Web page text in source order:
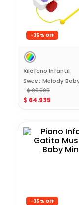
-35 %
Xilófono Infantil
Sweet Melody
Mine
$ 99.900
$ 64.935
-35 %